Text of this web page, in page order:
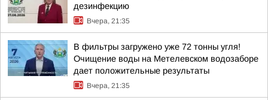
дезинфекцию
Вчера, 21:35
В фильтры загружено уже 72 тонны угля!
Очищение воды на Метелевском водозаборе
дает положительные результаты
Вчера, 21:35